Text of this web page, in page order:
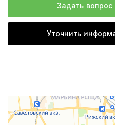
Задать вопрос
Уточнить